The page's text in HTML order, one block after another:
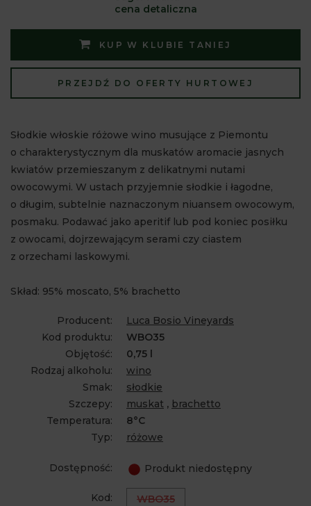
cena detaliczna
KUP W KLUBIE TANIEJ
PRZEJDŹ DO OFERTY HURTOWEJ
Słodkie włoskie różowe wino musujące z Piemontu
o charakterystycznym dla muskatów aromacie jasnych
kwiatów przemieszanym z delikatnymi nutami
owocowymi. W ustach przyjemnie słodkie i łagodne,
o długim, subtelnie naznaczonym niuansem owocowym,
posmaku. Podawać jako aperitif lub pod koniec posiłku
z owocami, dojrzewającym serami czy ciastem
z orzechami laskowymi.
Skład: 95% moscato, 5% brachetto
Producent:
Luca Bosio Vineyards
Kod produktu:
WBO35
Objętość:
0,75 l
Rodzaj alkoholu:
wino
Smak:
słodkie
Szczepy:
muskat , brachetto
Temperatura:
8°C
Typ:
różowe
Dostępność: Produkt niedostępny
Kod: WBO35